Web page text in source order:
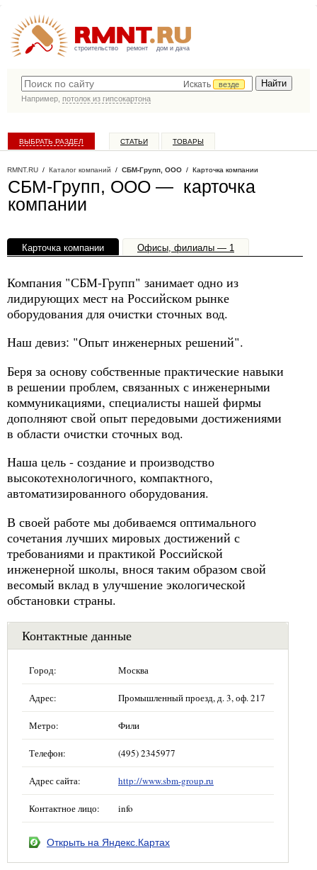
строительство ремонт дом и дача
Искать
везде
Например, потолок из гипсокартона
ВЫБРАТЬ РАЗДЕЛ СТАТЬИ ТОВАРЫ
RMNT.RU / Каталог компаний / СБМ-Групп, ООО / Карточка компании
СБМ-Групп, ООО — карточка
компании
Карточка компании Офисы, филиалы — 1
Компания "СБМ-Групп" занимает одно из
лидирующих мест на Российском рынке
оборудования для очистки сточных вод.
Наш девиз: "Опыт инженерных решений".
Беря за основу собственные практические навыки
в решении проблем, связанных с инженерными
коммуникациями, специалисты нашей фирмы
дополняют свой опыт передовыми достижениями
в области очистки сточных вод.
Наша цель - создание и производство
высокотехнологичного, компактного,
автоматизированного оборудования.
В своей работе мы добиваемся оптимального
сочетания лучших мировых достижений с
требованиями и практикой Российской
инженерной школы, внося таким образом свой
весомый вклад в улучшение экологической
обстановки страны.
Контактные данные
Город: Москва
Адрес: Промышленный проезд, д. 3, оф. 217
Метро: Фили
Телефон: (495) 2345977
Адрес сайта: http://www.sbm-group.ru
Контактное лицо: info
Открыть на Яндекс.Картах